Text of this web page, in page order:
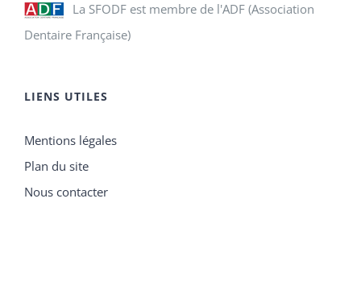
La SFODF est membre de l'ADF (Association
Dentaire Française)
LIENS UTILES
Mentions légales
Plan du site
Nous contacter